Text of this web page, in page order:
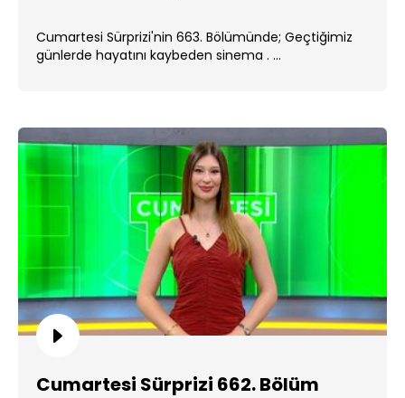
Cumartesi Sürprizi'nin 663. Bölümünde; Geçtiğimiz
günlerde hayatını kaybeden sinema . ...
Cumartesi Sürprizi 662. Bölüm